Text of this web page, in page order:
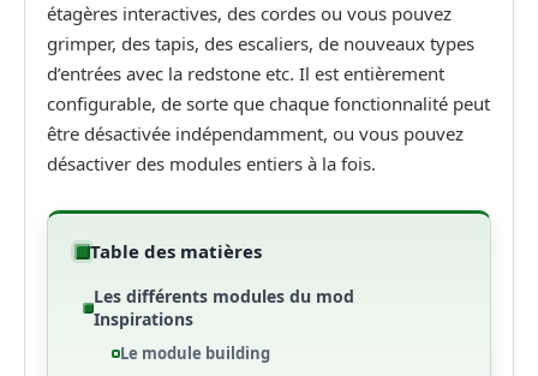
étagères interactives, des cordes ou vous pouvez
grimper, des tapis, des escaliers, de nouveaux types
d’entrées avec la redstone etc. Il est entièrement
configurable, de sorte que chaque fonctionnalité peut
être désactivée indépendamment, ou vous pouvez
désactiver des modules entiers à la fois.
Table des matières
Les différents modules du mod
Inspirations
Le module building